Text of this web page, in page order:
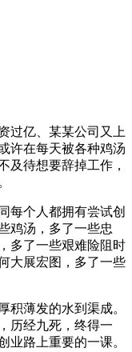
过亿、某某公司又上
许在每天被各种鸡汤
及待想要辞掉工作，
每个人都拥有尝试创
鸡汤，多了一些忠
多了一些艰难险阻时
大展宏图，多了一些
积薄发的水到渠成。
历经九死，终得一
业路上重要的一课。